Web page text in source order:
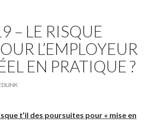
– LE RISQUE
L’EMPLOYEUR
EN PRATIQUE ?
t’il des poursuites pour « mise en